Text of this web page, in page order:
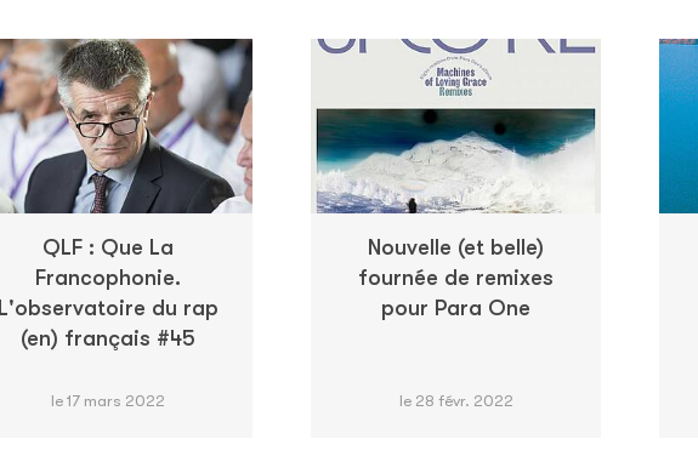
QLF : Que La
Francophonie.
L'observatoire du rap
(en) français #45
le 17 mars 2022
Nouvelle (et belle)
fournée de remixes
pour Para One
le 28 févr. 2022